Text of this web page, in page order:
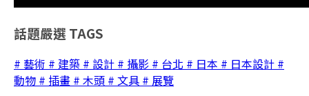
話題嚴選 TAGS
# 藝術 # 建築 # 設計 # 攝影 # 台北 # 日本 # 日本設計 #
動物 # 插畫 # 木頭 # 文具 # 展覽